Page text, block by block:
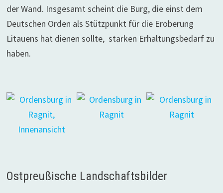
der Wand. Insgesamt scheint die Burg, die einst dem
Deutschen Orden als Stützpunkt für die Eroberung
Litauens hat dienen sollte, starken Erhaltungsbedarf zu
haben.
Ostpreußische Landschaftsbilder